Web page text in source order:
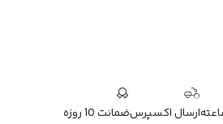
ارسال اکسپرسضمانت 10 روزه